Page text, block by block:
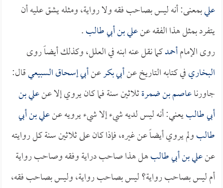
عليبمعنى: أنه ليس بصاحب فقه ولا رواية، ومثله يشق عليه أن
يتفرد بمثل هذا الفقه عنعلي بن أبي طالب.
روى الإمامأحمدكما نقل عنه ابنه في العلل، وكذلك أيضاً روى
البخاريفي كتابه التاريخ عنأبي بكرعنأبي إسحاق السبيعيقال:
جاورناعاصم بن ضمرةثلاثين سنة فما كان يروي إلا عنعلي بن
أبي طالبيعني: أنه ليس لديه شيء إلا شيء يرويه عنعلي بن أبي
طالبولم يروي أيضاً عن غيره، فإذا كان على ثلاثين سنة كل روايته
عنعلي بن أبي طالبهل هذا صاحب دراية وفقه وصاحب رواية
أم ليس بصاحب رواية؟ ليس بصاحب رواية، وليس بصاحب فقه،